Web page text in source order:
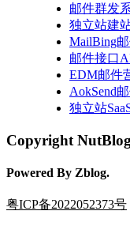
邮件群发
独立站建
MailBing
邮件接口
EDM邮件
AokSend
独立站
Copyright
Powered By Zblog.
粤ICP备2022052373号